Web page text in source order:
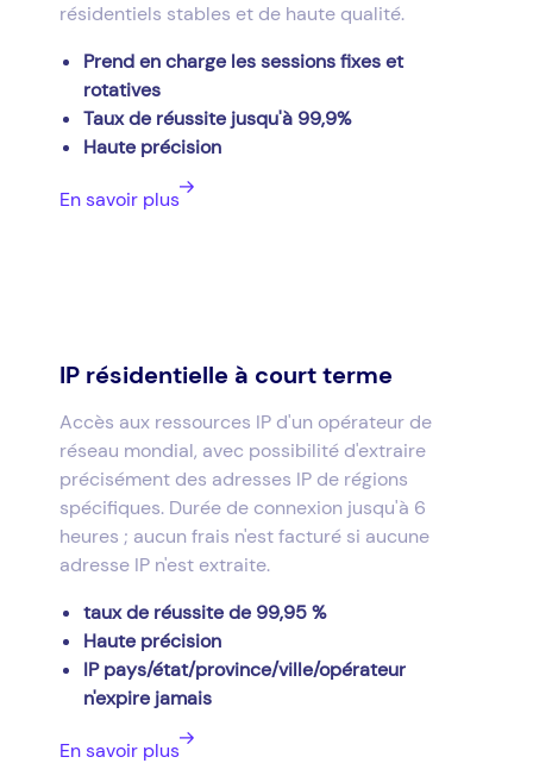
résidentiels stables et de haute qualité.
Prend en charge les sessions fixes et
rotatives
Taux de réussite jusqu'à 99,9%
Haute précision
En savoir plus
IP résidentielle à court terme
Accès aux ressources IP d'un opérateur de
réseau mondial, avec possibilité d'extraire
précisément des adresses IP de régions
spécifiques. Durée de connexion jusqu'à 6
heures ; aucun frais n'est facturé si aucune
adresse IP n'est extraite.
taux de réussite de 99,95 %
Haute précision
IP pays/état/province/ville/opérateur
n'expire jamais
En savoir plus